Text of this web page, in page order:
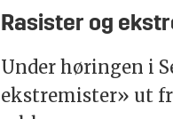
Rasister og
Under høringen i
ekstremister» ut